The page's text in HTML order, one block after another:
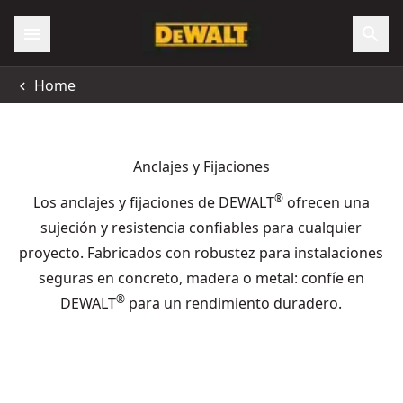
Home
Anclajes y Fijaciones
Los anclajes y fijaciones de DEWALT®ofrecen una
sujeción y resistencia confiables para cualquier
proyecto. Fabricados con robustez para instalaciones
seguras en concreto, madera o metal: confíe en
DEWALT® para un rendimiento duradero.